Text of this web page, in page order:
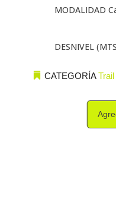
MODALIDAD
DESNIVEL
CATEGORÍATrail